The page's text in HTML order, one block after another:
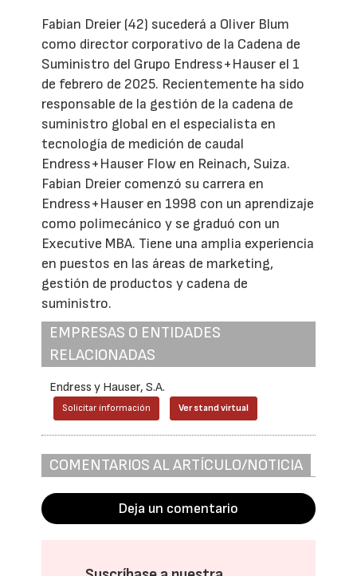
Fabian Dreier (42) sucederá a Oliver Blum
como director corporativo de la Cadena de
Suministro del Grupo Endress+Hauser el 1
de febrero de 2025. Recientemente ha sido
responsable de la gestión de la cadena de
suministro global en el especialista en
tecnología de medición de caudal
Endress+Hauser Flow en Reinach, Suiza.
Fabian Dreier comenzó su carrera en
Endress+Hauser en 1998 con un aprendizaje
como polimecánico y se graduó con un
Executive MBA. Tiene una amplia experiencia
en puestos en las áreas de marketing,
gestión de productos y cadena de
suministro.
EMPRESAS O ENTIDADES
RELACIONADAS
Endress y Hauser, S.A.
Solicitar información Ver stand virtual
COMENTARIOS AL ARTÍCULO/NOTICIA
Deja un comentario